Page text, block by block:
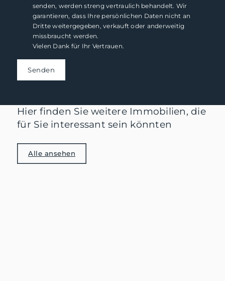
senden, werden streng vertraulich behandelt. Wir
garantieren, dass Ihre persönlichen Daten nicht an
Dritte weitergegeben, verkauft oder anderweitig
missbraucht werden.
Vielen Dank für Ihr Vertrauen.
Senden
Hier finden Sie weitere Immobilien, die
für Sie interessant sein könnten
Alle ansehen